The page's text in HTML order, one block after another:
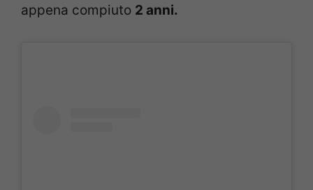
appena compiuto 2 anni.